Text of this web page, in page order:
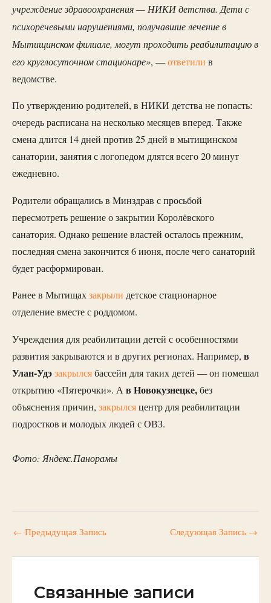
учреждение здравоохранения — НИКИ детства. Дети с
психоречевыми нарушениями, получавшие лечение в
Мытищинском филиале, могут проходить реабилитацию в
его круглосуточном стационаре», —ответили в
ведомстве.
По утверждению родителей, в НИКИ детства не попасть:
очередь расписана на несколько месяцев вперед. Также
смена длится 14 дней против 25 дней в мытищинском
санатории, занятия с логопедом длятся всего 20 минут
ежедневно.
Родители обращались в Минздрав с просьбой
пересмотреть решение о закрытии Королёвского
санатория. Однако решение властей осталось прежним,
последняя смена закончится 6 июня, после чего санаторий
будет расформирован.
Ранее в Мытищахзакрыли детское стационарное
отделение вместе с роддомом.
Учреждения для реабилитации детей с особенностями
развития закрываются и в других регионах. Например, в
Улан-Удэзакрылсябассейн для таких детей — он помешал
открытию «Пятерочки». Ав Новокузнецке,без
объяснения причин, закрылсяцентр для реабилитации
подростков и молодых людей с ОВЗ.
Фото: Яндекс.Панорамы
← Предыдущая Запись Следующая Запись →
Связанные записи